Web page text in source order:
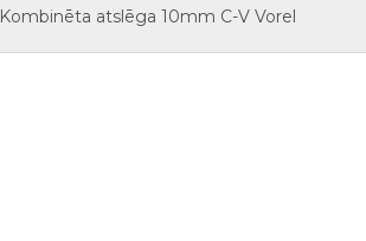
Kombinēta atslēga 10mm C-V Vorel